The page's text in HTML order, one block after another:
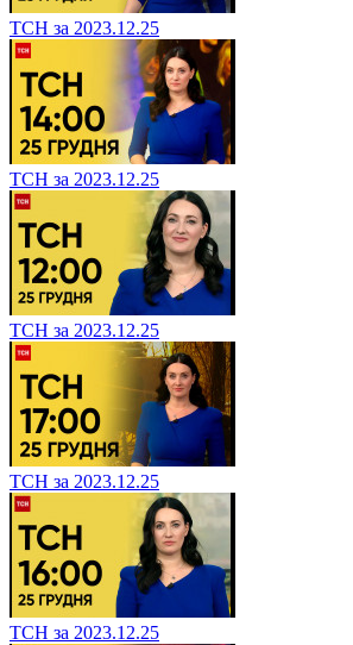
ТСН за 2023.12.25
ТСН за 2023.12.25
ТСН за 2023.12.25
ТСН за 2023.12.25
ТСН за 2023.12.25